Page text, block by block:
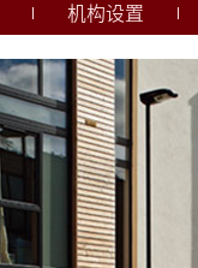
机构设置